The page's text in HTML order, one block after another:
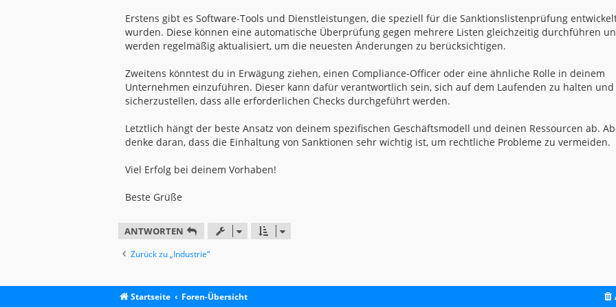
Erstens gibt es Software-Tools und Dienstleistungen, die speziell für die Sanktionslistenprüfung
wurden. Diese können eine automatische Überprüfung gegen mehrere Listen gleichzeitig durchführen
werden regelmäßig aktualisiert, um die neuesten Änderungen zu berücksichtigen.
Zweitens könntest du in Erwägung ziehen, einen Compliance-Officer oder eine ähnliche Rolle in deinem
Unternehmen einzuführen. Dieser kann dafür verantwortlich sein, sich auf dem Laufenden zu halten und
sicherzustellen, dass alle erforderlichen Checks durchgeführt werden.
Letztlich hängt der beste Ansatz von deinem spezifischen Geschäftsmodell und deinen Ressourcen ab.
denke daran, dass die Einhaltung von Sanktionen sehr wichtig ist, um rechtliche Probleme zu vermeiden.
Viel Erfolg bei deinem Vorhaben!
Beste Grüße
ANTWORTEN
Zurück zu „Industrie“
Startseite Foren-Übersicht